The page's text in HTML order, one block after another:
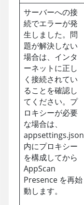
サーバーへの接
続でエラーが発
生しました。問
題が解決しない
場合は、インタ
ーネットに正し
く接続されてい
ることを確認し
てください。プ
ロキシーが必要
な場合は、
appsettings.json
内にプロキシー
を構成してから
AppScan
Presenceを再始
動します。